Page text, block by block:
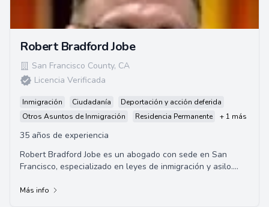
Robert Bradford Jobe
San Francisco County, CA
Licencia Verificada
Inmigración Ciudadanía
Deportación y acción deferida
Otros Asuntos de Inmigración
Residencia Permanente + 1 más
35 años de experiencia
Robert Bradford Jobe es un abogado con sede en San
Francisco, especializado en leyes de inmigración y asilo.
Más info